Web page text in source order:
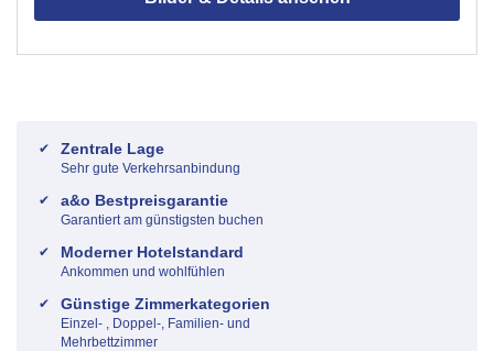
Zentrale Lage
Sehr gute Verkehrsanbindung
a&o Bestpreisgarantie
Garantiert am günstigsten buchen
Moderner Hotelstandard
Ankommen und wohlfühlen
Günstige Zimmerkategorien
Einzel- , Doppel-, Familien- und
Mehrbettzimmer